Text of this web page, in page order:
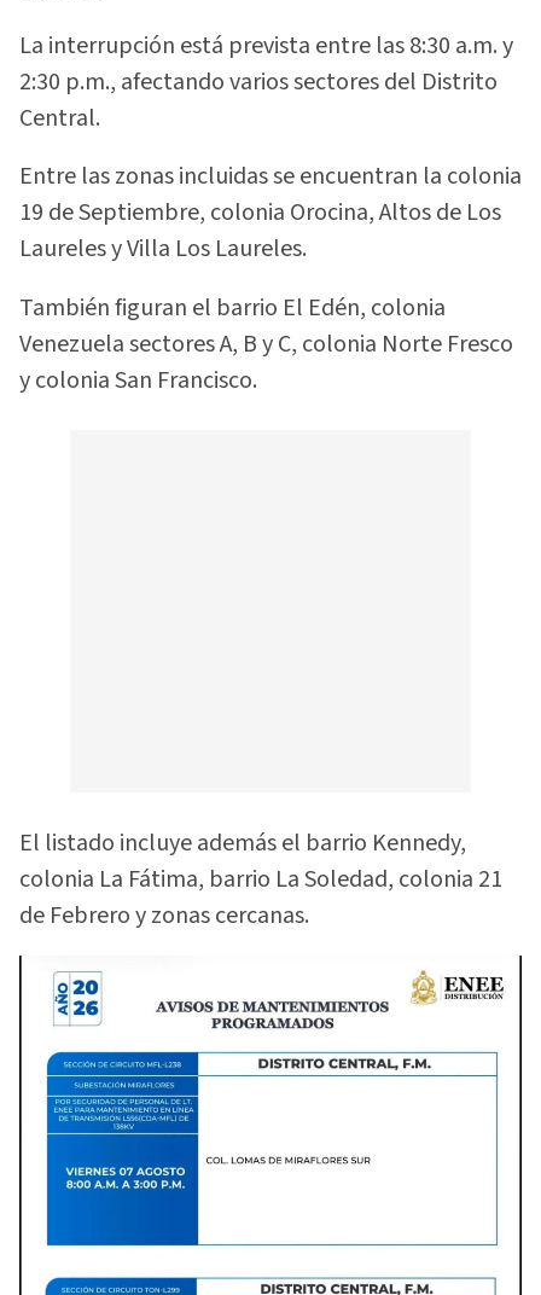
La interrupción está prevista entre las 8:30 a.m. y
2:30 p.m., afectando varios sectores del Distrito
Central.
Entre las zonas incluidas se encuentran la colonia
19 de Septiembre, colonia Orocina, Altos de Los
Laureles y Villa Los Laureles.
También figuran el barrio El Edén, colonia
Venezuela sectores A, B y C, colonia Norte Fresco
y colonia San Francisco.
El listado incluye además el barrio Kennedy,
colonia La Fátima, barrio La Soledad, colonia 21
de Febrero y zonas cercanas.